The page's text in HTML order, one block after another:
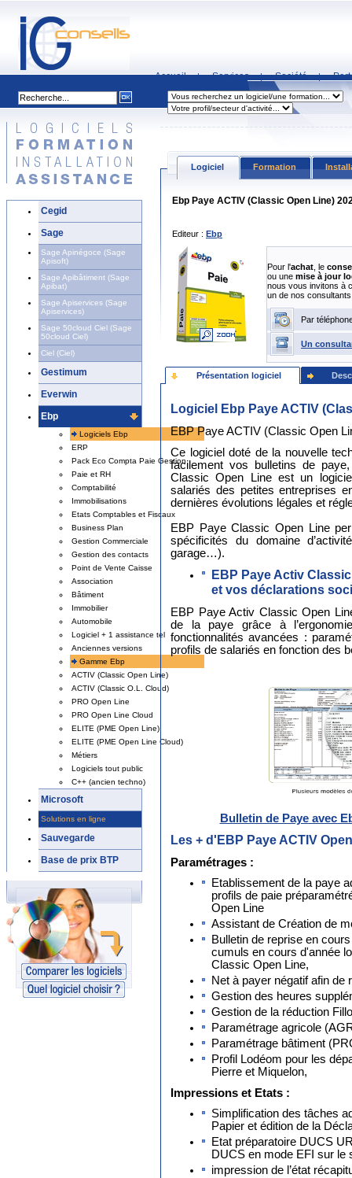
Accueil | Services | Société |
Cegid
Sage
Sage Apinégoce (Sage
Apisoft)
Sage Apibâtiment (Sage
Apibat)
Sage Apiservices (Sage
Apiservices)
Sage 50cloud Ciel (Sage
50cloud Ciel)
Ciel (Ciel)
Gestimum
Everwin
Ebp
Logiciels Ebp
ERP
Pack Eco Compta Paie Gestion
Paie et RH
Comptabilité
Immobilisations
Etats Comptables et Fiscaux
Business Plan
Gestion Commerciale
Gestion des contacts
Point de Vente Caisse
Association
Bâtiment
Immobilier
Automobile
Logiciel + 1 assistance tel
Anciennes versions
Gamme Ebp
ACTIV (Classic Open Line)
ACTIV (Classic O.L. Cloud)
PRO Open Line
PRO Open Line Cloud
ELITE (PME Open Line)
ELITE (PME Open Line Cloud)
Métiers
Logiciels tout public
C++ (ancien techno)
Microsoft
Solutions en ligne
Sauvegarde
Base de prix BTP
Logiciel Formation
Ebp Paye ACTIV (Classic Open Line)
Editeur : Ebp
Pour l'achat , le
ou une mise à jour
nous vous invitons à
un de nos consultants
Par
Un
Présentation logiciel
Logiciel Ebp Paye ACTIV
EBP Paye ACTIV (Classic Open
Ce logiciel doté de la nouvelle
facilement vos bulletins de
Classic Open Line est un
salariés des petites entreprises
dernières évolutions légales et
EBP Paye Classic Open Line
spécificités du domaine
garage…).
EBP Paye Activ
et vos déclarations
EBP Paye Activ Classic Open
de la paye grâce à
fonctionnalités avancées :
profils de salariés en fonction des
Bulletin de Paye avec
Les + d'EBP Paye ACTIV
Paramétrages :
Etablissement de la paye
profils de paie
Open Line
Assistant de Création de
Bulletin de reprise en
cumuls en cours d'année
Classic Open Line,
Net à payer négatif afin
Gestion des heures
Gestion de la réduction
Paramétrage agricole
Paramétrage bâtiment
Profil Lodéom pour les
Pierre et Miquelon,
Impressions et Etats :
Simplification des tâches
Papier et édition de la
Etat préparatoire DUCS
DUCS en mode EFI sur le
impression de l’état